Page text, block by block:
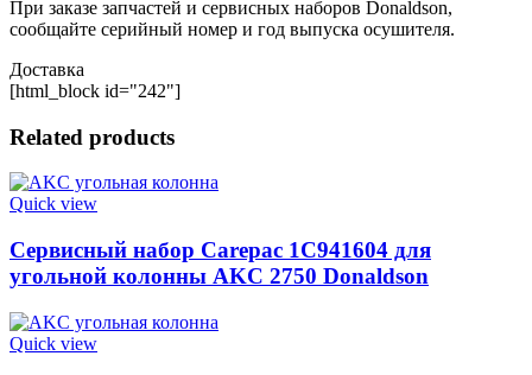
При заказе запчастей и сервисных наборов Donaldson,
сообщайте серийный номер и год выпуска осушителя.
Доставка
[html_block id="242"]
Related products
Quick view
Сервисный набор Carepac 1C941604 для
угольной колонны AKC 2750 Donaldson
Quick view